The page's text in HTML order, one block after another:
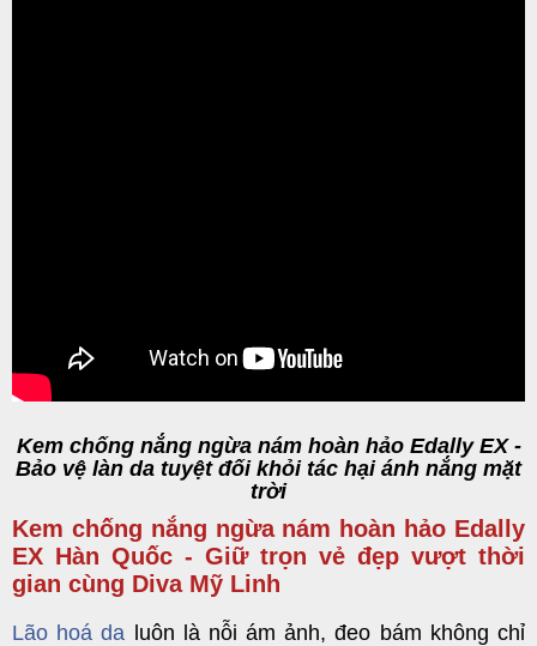
Kem chống nắng ngừa nám hoàn hảo Edally EX -
Bảo vệ làn da tuyệt đối khỏi tác hại ánh nắng mặt
trời
Kem chống nắng ngừa nám hoàn hảo Edally
EX Hàn Quốc - Giữ trọn vẻ đẹp vượt thời
gian cùng Diva Mỹ Linh
Lão hoá da luôn là nỗi ám ảnh, đeo bám không chỉ